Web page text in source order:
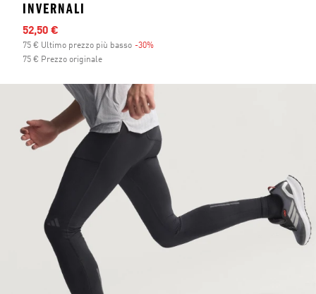
INVERNALI
Prezzo scontato
52,50 €
75 € Ultimo prezzo più basso -30%
75 € Prezzo originale